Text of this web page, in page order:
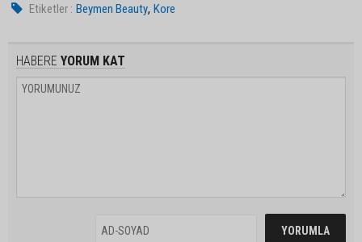
Etiketler : Beymen Beauty,Kore
HABERE YORUM KAT